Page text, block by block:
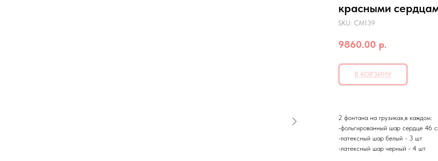
красными
SKU: СМ139
9860.00 р.
В КОРЗИНУ
2 фонтана на грузиках,в каждом:
-фольгированный шар сердце 46
-латексный шар белый - 3 шт
-латексный шар черный - 4 шт